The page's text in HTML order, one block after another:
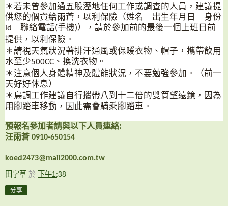
＊若未曾參加過五股溼地任何工作或調查的人員，建議提
供您的個資給雨蒼，以利保險（姓名 出生年月日 身份
id 聯絡電話(手機)），請於參加前的最後一個上班日前
提供，以利保險。
＊請視天氣狀況著排汗通風或保暖衣物、帽子，攜帶飲用
水至少500CC 、換洗衣物。
＊注意個人身體精神及體能狀況，不要勉強參加。（前一
天好好休息）
＊鳥調工作建議自行攜帶八到十二倍的雙筒望遠鏡，因為
用腳踏車移動，因此需會騎乘腳踏車。
預報名參加者請與以下人員連絡:
汪雨蒼 0910-650154
koed2473@mail2000.com.tw
田字草 於 下午1:38
分享